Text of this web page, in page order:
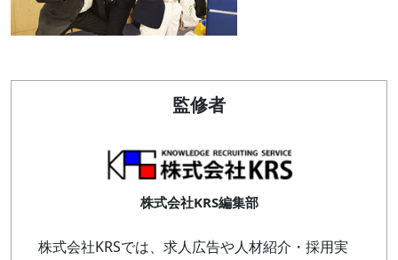
監修者
株式会社KRS編集部
株式会社KRSでは、求人広告や人材紹介・採用実